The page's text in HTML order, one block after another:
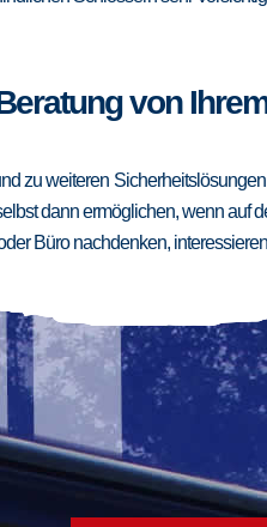
von
zu weiteren
dann ermöglichen, wenn auf
Büro nachdenken,